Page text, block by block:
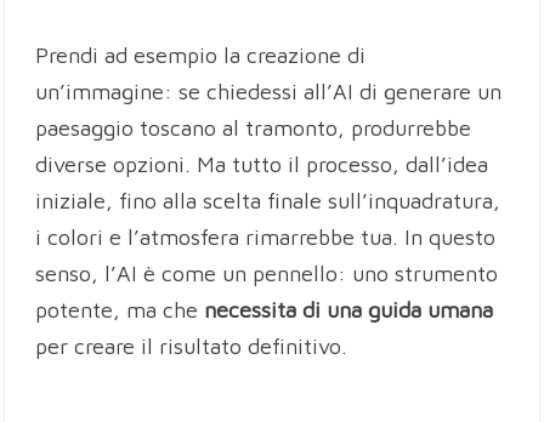
Prendi ad esempio la creazione di
un’immagine: se chiedessi all’AI di generare un
paesaggio toscano al tramonto, produrrebbe
diverse opzioni. Ma tutto il processo, dall’idea
iniziale, fino alla scelta finale sull’inquadratura,
i colori e l’atmosfera rimarrebbe tua. In questo
senso, l’AI è come un pennello: uno strumento
potente, ma che necessita di una guida umana
per creare il risultato definitivo.